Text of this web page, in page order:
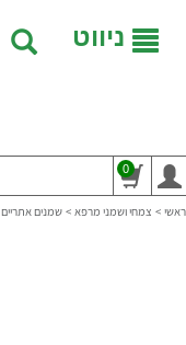
ניווט
0
ראשי > צמחי ושמני מרפא > שמנים אתריים